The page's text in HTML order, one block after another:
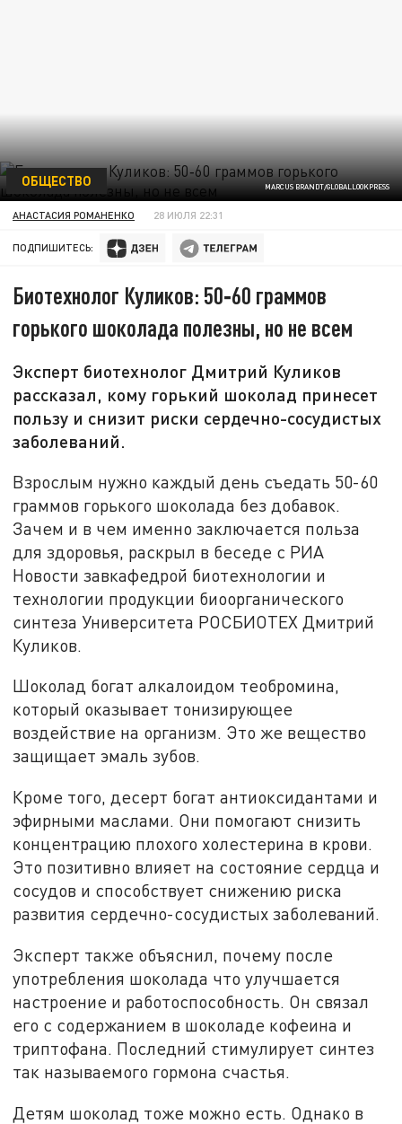
MARCUS BRANDT/GLOBALLOOKPRESS
ОБЩЕСТВО
АНАСТАСИЯ РОМАНЕНКО 28 ИЮЛЯ 22:31
ПОДПИШИТЕСЬ:
Биотехнолог Куликов: 50‑60 граммов
горького шоколада полезны, но не всем
Эксперт биотехнолог Дмитрий Куликов
рассказал, кому горький шоколад принесет
пользу и снизит риски сердечно-сосудистых
заболеваний.
Взрослым нужно каждый день съедать 50-60
граммов горького шоколада без добавок.
Зачем и в чем именно заключается польза
для здоровья, раскрыл в беседе с РИА
Новости завкафедрой биотехнологии и
технологии продукции биоорганического
синтеза Университета РОСБИОТЕХ Дмитрий
Куликов.
Шоколад богат алкалоидом теобромина,
который оказывает тонизирующее
воздействие на организм. Это же вещество
защищает эмаль зубов.
Кроме того, десерт богат антиоксидантами и
эфирными маслами. Они помогают снизить
концентрацию плохого холестерина в крови.
Это позитивно влияет на состояние сердца и
сосудов и способствует снижению риска
развития сердечно-сосудистых заболеваний.
Эксперт также объяснил, почему после
употребления шоколада что улучшается
настроение и работоспособность. Он связал
его с содержанием в шоколаде кофеина и
триптофана. Последний стимулирует синтез
так называемого гормона счастья.
Детям шоколад тоже можно есть. Однако в